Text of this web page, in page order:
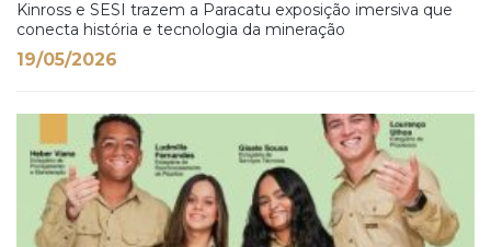
Kinross e SESI trazem a Paracatu exposição imersiva que
conecta história e tecnologia da mineração
19/05/2026